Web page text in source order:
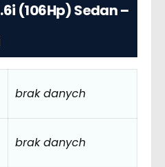
(106Hp) Sedan –
brak danych
brak danych